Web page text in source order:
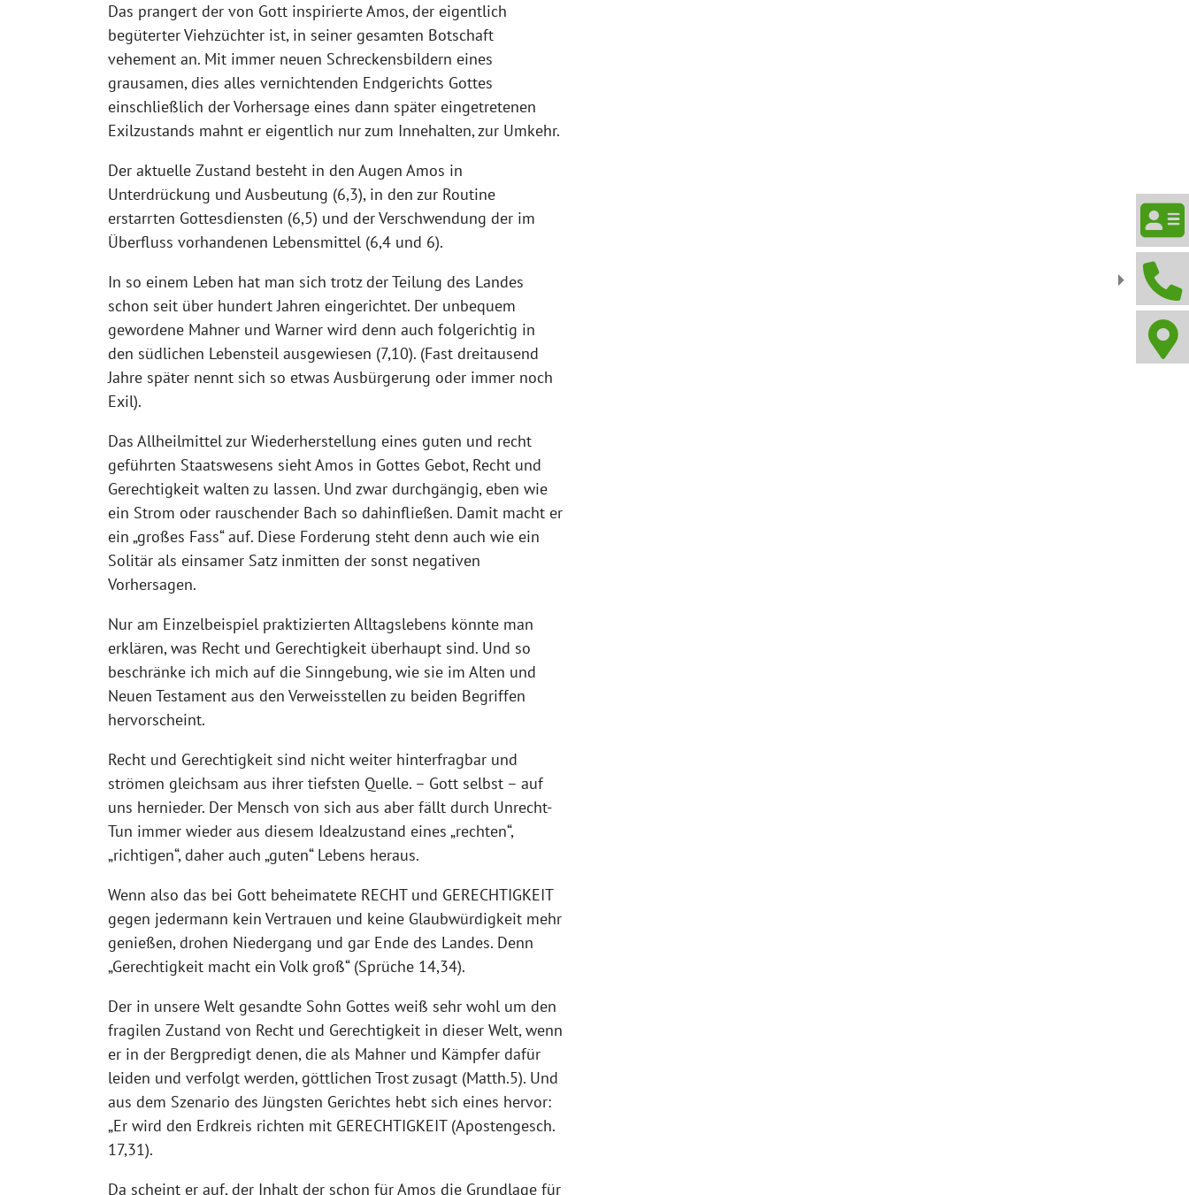
Das prangert der von Gott inspirierte Amos, der eigentlich
begüterter Viehzüchter ist, in seiner gesamten Botschaft
vehement an. Mit immer neuen Schreckensbildern eines
grausamen, dies alles vernichtenden Endgerichts Gottes
einschließlich der Vorhersage eines dann später eingetretenen
Exilzustands mahnt er eigentlich nur zum Innehalten, zur Umkehr.
Der aktuelle Zustand besteht in den Augen Amos in
Unterdrückung und Ausbeutung (6,3), in den zur Routine
erstarrten Gottesdiensten (6,5) und der Verschwendung der im
Überfluss vorhandenen Lebensmittel (6,4 und 6).
In so einem Leben hat man sich trotz der Teilung des Landes
schon seit über hundert Jahren eingerichtet. Der unbequem
gewordene Mahner und Warner wird denn auch folgerichtig in
den südlichen Lebensteil ausgewiesen (7,10). (Fast dreitausend
Jahre später nennt sich so etwas Ausbürgerung oder immer noch
Exil).
Das Allheilmittel zur Wiederherstellung eines guten und recht
geführten Staatswesens sieht Amos in Gottes Gebot, Recht und
Gerechtigkeit walten zu lassen. Und zwar durchgängig, eben wie
ein Strom oder rauschender Bach so dahinfließen. Damit macht er
ein „großes Fass“ auf. Diese Forderung steht denn auch wie ein
Solitär als einsamer Satz inmitten der sonst negativen
Vorhersagen.
Nur am Einzelbeispiel praktizierten Alltagslebens könnte man
erklären, was Recht und Gerechtigkeit überhaupt sind. Und so
beschränke ich mich auf die Sinngebung, wie sie im Alten und
Neuen Testament aus den Verweisstellen zu beiden Begriffen
hervorscheint.
Recht und Gerechtigkeit sind nicht weiter hinterfragbar und
strömen gleichsam aus ihrer tiefsten Quelle. – Gott selbst – auf
uns hernieder. Der Mensch von sich aus aber fällt durch Unrecht-
Tun immer wieder aus diesem Idealzustand eines „rechten“,
„richtigen“, daher auch „guten“ Lebens heraus.
Wenn also das bei Gott beheimatete RECHT und GERECHTIGKEIT
gegen jedermann kein Vertrauen und keine Glaubwürdigkeit mehr
genießen, drohen Niedergang und gar Ende des Landes. Denn
„Gerechtigkeit macht ein Volk groß“ (Sprüche 14,34).
Der in unsere Welt gesandte Sohn Gottes weiß sehr wohl um den
fragilen Zustand von Recht und Gerechtigkeit in dieser Welt, wenn
er in der Bergpredigt denen, die als Mahner und Kämpfer dafür
leiden und verfolgt werden, göttlichen Trost zusagt (Matth.5). Und
aus dem Szenario des Jüngsten Gerichtes hebt sich eines hervor:
„Er wird den Erdkreis richten mit GERECHTIGKEIT (Apostengesch.
17,31).
Da scheint er auf, der Inhalt der schon für Amos die Grundlage für